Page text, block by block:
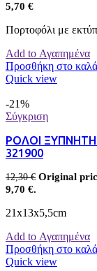
5,70 €
Πορτοφόλι με
Add to Αγαπημένα
Προσθήκη στο
Quick view
-21%
Σύγκριση
ΡΟΛΟΙ
321900
12,30€ Original
9,70 €.
21x13x5,5cm
Add to Αγαπημένα
Προσθήκη στο
Quick view